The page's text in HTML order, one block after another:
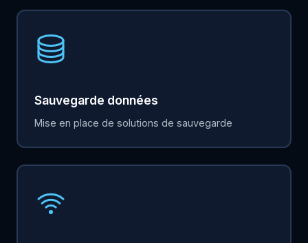
Sauvegarde données
Mise en place de solutions de sauvegarde